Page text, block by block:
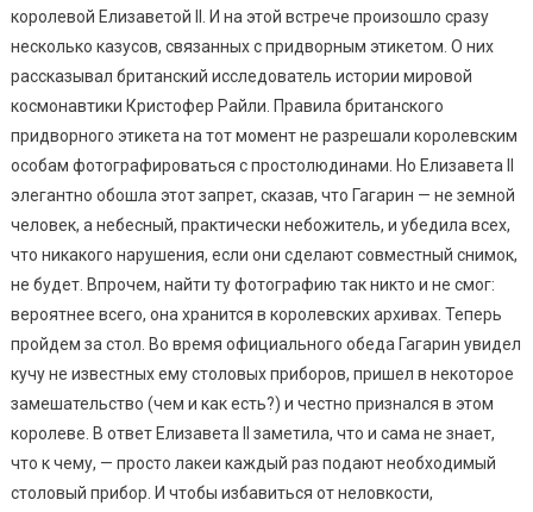
королевой Елизаветой II. И на этой встрече произошло сразу
несколько казусов, связанных с придворным этикетом. О них
рассказывал британский исследователь истории мировой
космонавтики Кристофер Райли. Правила британского
придворного этикета на тот момент не разрешали королевским
особам фотографироваться с простолюдинами. Но Елизавета II
элегантно обошла этот запрет, сказав, что Гагарин — не земной
человек, а небесный, практически небожитель, и убедила всех,
что никакого нарушения, если они сделают совместный снимок,
не будет. Впрочем, найти ту фотографию так никто и не смог:
вероятнее всего, она хранится в королевских архивах. Теперь
пройдем за стол. Во время официального обеда Гагарин увидел
кучу не известных ему столовых приборов, пришел в некоторое
замешательство (чем и как есть?) и честно признался в этом
королеве. В ответ Елизавета II заметила, что и сама не знает,
что к чему, — просто лакеи каждый раз подают необходимый
столовый прибор. И чтобы избавиться от неловкости,